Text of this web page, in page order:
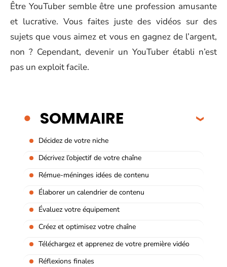
Être YouTuber semble être une profession amusante
et lucrative. Vous faites juste des vidéos sur des
sujets que vous aimez et vous en gagnez de l’argent,
non ? Cependant, devenir un YouTuber établi n’est
pas un exploit facile.
SOMMAIRE
Décidez de votre niche
Décrivez l’objectif de votre chaîne
Rémue-méninges idées de contenu
Élaborer un calendrier de contenu
Évaluez votre équipement
Créez et optimisez votre chaîne
Téléchargez et apprenez de votre première vidéo
Réflexions finales